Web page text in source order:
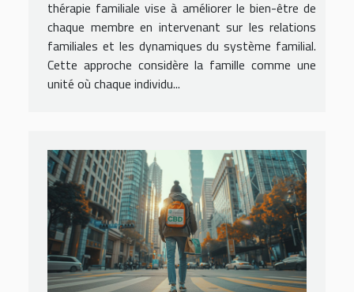
thérapie familiale vise à améliorer le bien-être de
chaque membre en intervenant sur les relations
familiales et les dynamiques du système familial.
Cette approche considère la famille comme une
unité où chaque individu...